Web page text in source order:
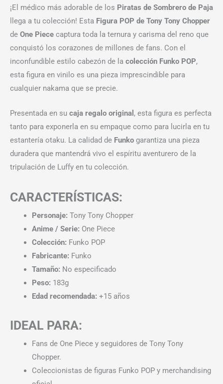
¡El médico más adorable de los Piratas de Sombrero de Paja
llega a tu colección! Esta Figura POP de Tony Tony Chopper
de One Piece captura toda la ternura y carisma del reno que
conquistó los corazones de millones de fans. Con el
inconfundible estilo cabezón de la colección Funko POP,
esta figura en vinilo es una pieza imprescindible para
cualquier nakama que se precie.
Presentada en su caja regalo original , esta figura es perfecta
tanto para exponerla en su empaque como para lucirla en tu
estantería otaku. La calidad de Funko garantiza una pieza
duradera que mantendrá vivo el espíritu aventurero de la
tripulación de Luffy en tu colección.
CARACTERÍSTICAS:
Personaje: Tony Tony Chopper
Anime / Serie: One Piece
Colección: Funko POP
Fabricante: Funko
Tamaño: No especificado
Peso: 183g
Edad recomendada: +15 años
IDEAL PARA:
Fans de One Piece y seguidores de Tony Tony
Chopper.
Coleccionistas de figuras Funko POP y merchandising